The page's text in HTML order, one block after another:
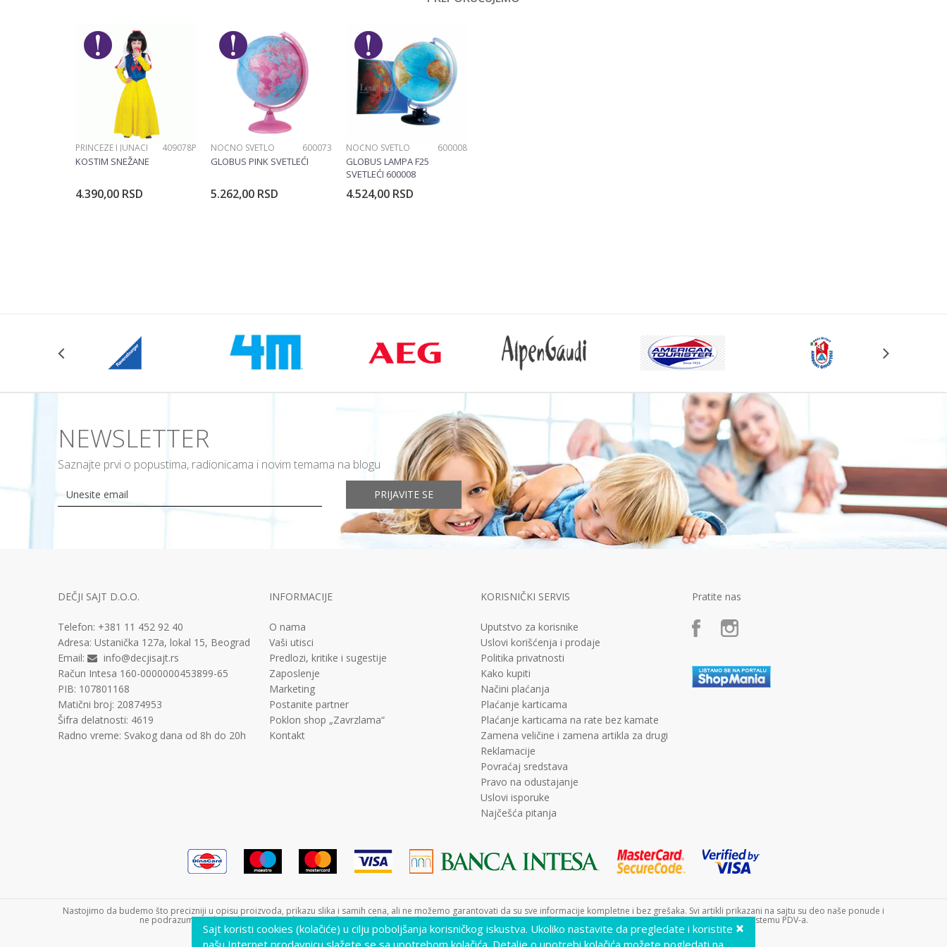
POŠALJI
PRINCEZE I JUNACI 409078P
KOSTIM SNEŽANE
4.390,00 RSD
NOĆNO SVETLO 600073
GLOBUS PINK SVETLEĆI
5.262,00 RSD
NOĆNO SVETLO 600008
GLOBUS LAMPA F25
SVETLEĆI 600008
4.524,00 RSD
NEWSLETTER
Saznajte prvi o popustima, radionicama i novim temama na blogu
PRIJAVITE SE
DEČJI SAJT D.O.O.
Telefon: +381 11 452 92 40
Adresa: Ustanička 127a, lokal 15, Beograd
Email:
info@decjisajt.rs
Račun Intesa 160-0000000453899-65
PIB: 107801168
Matični broj: 20874953
Šifra delatnosti: 4619
Radno vreme: Svakog dana od 8h do 20h
INFORMACIJE
O nama
Vaši utisci
Predlozi, kritike i sugestije
Zaposlenje
Marketing
Postanite partner
Poklon shop „Zavrzlama“
Kontakt
KORISNIČKI SERVIS
Uputstvo za korisnike
Uslovi korišćenja i prodaje
Politika privatnosti
Kako kupiti
Načini plaćanja
Plaćanje karticama
Plaćanje karticama na rate bez kamate
Zamena veličine i zamena artikla za drugi
Reklamacije
Povraćaj sredstava
Pravo na odustajanje
Uslovi isporuke
Najčešća pitanja
Pratite nas
Nastojimo da budemo što precizniji u opisu proizvoda, prikazu slika i samih cena, ali ne možemo garantovati da su sve informacije kompletne i bez grešaka. Svi artikli prikazani na sajtu su deo naše ponude i
ne podrazumeva da su dostupni u svakom trenutku. Raspoloživost robe možete proveriti pozivom Call Centra na +381 11 452 9240. Dečji sajt doo nije u sistemu PDV-a.
×
Sajt koristi cookies (kolačiće) u cilju poboljšanja korisničkog iskustva. Ukoliko nastavite da pregledate i koristite
našu Internet prodavnicu slažete se sa upotrebom kolačića. Detalje o upotrebi kolačića možete pogledati na